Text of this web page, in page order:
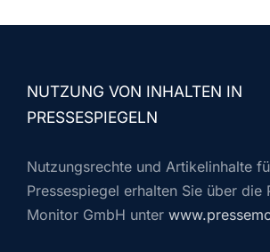
NUTZUNG VON INHALTEN IN
PRESSESPIEGELN
Nutzungsrechte und Artikelinhalte
Pressespiegel erhalten Sie über die
Monitor GmbH unter